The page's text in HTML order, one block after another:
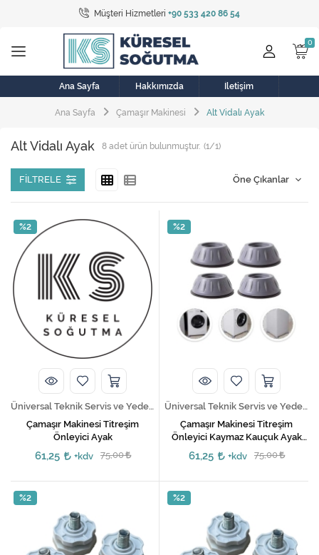
Müşteri Hizmetleri +90 533 420 86 54
Tüm Kategoriler
Bulaşık Makinesi
Buzdolabı
Çamaşır Kurutma Makinesi
Çamaşır Makinesi
Doğalgaz Sobası
Elektrikli Aksamlar
Elektrikli Süpürge
Fan
Fırın, Ocak ve Aspiratör
Kireç Önleme Ve Temizlik
Kombi
Kondansatör
Küçük Ev Aletleri
Soğutma Sistemleri
Ana Sayfa Hakkımızda İletişim
Ana Sayfa Çamaşır Makinesi Alt Vidalı Ayak
Alt Vidalı Ayak 8 adet ürün bulunmuştur. (1/1)
FILTRELE
%2
Üniversal Teknik Servis ve Yedek Parça Hizmetleri
Çamaşır Makinesi Titreşim
Önleyici Ayak
61,25 +kdv 75,00
%2
Üniversal Teknik Servis ve Yedek Parça Hizmetleri
Çamaşır Makinesi Titreşim
Önleyici Kaymaz Kauçuk Ayak
Stoper 4 Adet
61,25 +kdv 75,00
%2 %2